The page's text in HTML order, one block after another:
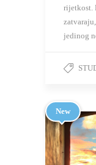
rijetkost.
jedinog
New